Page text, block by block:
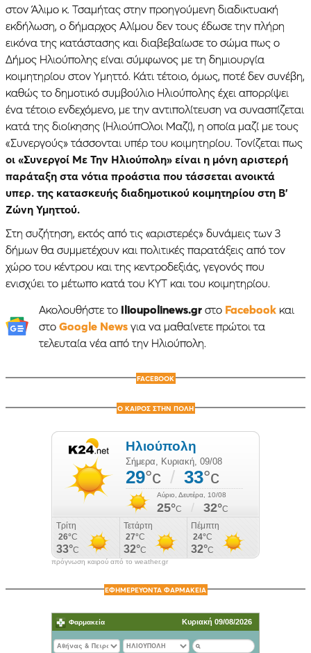
στον Άλιμο κ. Τσαμήτας στην προηγούμενη διαδικτυακή
εκδήλωση, ο δήμαρχος Αλίμου δεν τους έδωσε την πλήρη
εικόνα της κατάστασης και διαβεβαίωσε το σώμα πως ο
Δήμος Ηλιούπολης είναι σύμφωνος με τη δημιουργία
κοιμητηρίου στον Υμηττό. Κάτι τέτοιο, όμως, ποτέ δεν συνέβη,
καθώς το δημοτικό συμβούλιο Ηλιούπολης έχει απορρίψει
ένα τέτοιο ενδεχόμενο, με την αντιπολίτευση να συνασπίζεται
κατά της διοίκησης (ΗλιούπΟλοι Μαζί), η οποία μαζί με τους
«Συνεργούς» τάσσονται υπέρ του κοιμητηρίου. Τονίζεται πως
οι «Συνεργοί Με Την Ηλιούπολη» είναι η μόνη αριστερή
παράταξη στα νότια προάστια που τάσσεται ανοικτά
υπερ. της κατασκευής διαδημοτικού κοιμητηρίου στη Β’
Ζώνη Υμηττού.
Στη συζήτηση, εκτός από τις «αριστερές» δυνάμεις των 3
δήμων θα συμμετέχουν και πολιτικές παρατάξεις από τον
χώρο του κέντρου και της κεντροδεξιάς, γεγονός που
ενισχύει το μέτωπο κατά του ΚΥΤ και του κοιμητηρίου.
Ακολουθήστε το Ilioupolinews.grστο Facebookκαι
στο Google Newsγια να μαθαίνετε πρώτοι τα
τελευταία νέα από την Ηλιούπολη.
FACEBOOK
Ο ΚΑΙΡΟΣ ΣΤΗΝ ΠΟΛΗ
πρόγνωση καιρού από το weather.gr
ΕΦΗΜΕΡΕΥΟΝΤΑ ΦΑΡΜΑΚΕΙΑ